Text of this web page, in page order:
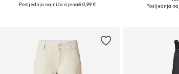
Posljednja najniža cijena:80,99 € Dostupne
Posljednja